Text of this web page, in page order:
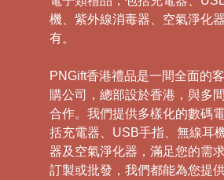
機、紫外線消毒器、空氣淨化
有。
PNGift香港禮品是一間全面的
購公司，總部設於香港，與多
合作。我們提供多樣化的數碼
括充電器、USB手指、無線耳
器及空氣淨化器，滿足您的需
訂製或批發，我們都能為您提